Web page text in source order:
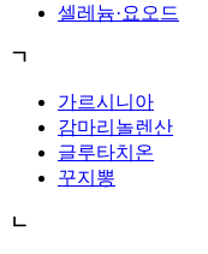
셀레늄·요오드
ㄱ
가르시니아
감마리놀렌산
글루타치온
꾸지뽕
ㄴ